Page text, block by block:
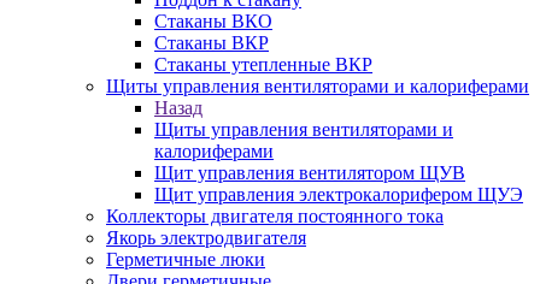
Стаканы ВКО
Стаканы ВКР
Стаканы утепленные ВКР
Щиты управления вентиляторами и калориферами
Назад
Щиты управления вентиляторами и
калориферами
Щит управления вентилятором ЩУВ
Щит управления электрокалорифером ЩУЭ
Коллекторы двигателя постоянного тока
Якорь электродвигателя
Герметичные люки